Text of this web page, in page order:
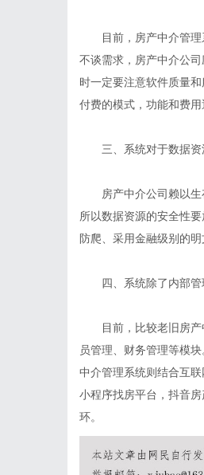
目前，房产中介管理
不谈需求，房产中介公
时一定要注意软件质量
付费的模式，功能和费
三、系统对于数据资
房产中介公司赖以生
所以数据资源的安全性
防爬、采用金融级别的
四、系统除了内部管
目前，比较老旧房产
员管理、财务管理等模
中介管理系统则结合互
小程序找房平台，抖音
环。